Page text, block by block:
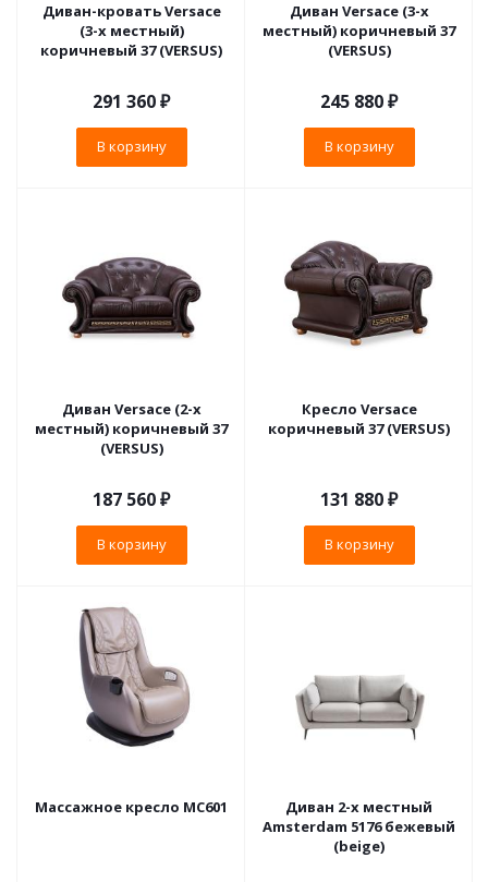
Диван-кровать Versace
(3-х местный)
коричневый 37 (VERSUS)
291 360₽
В корзину
Диван Versace (3-х
местный) коричневый 37
(VERSUS)
245 880₽
В корзину
Диван Versace (2-х
местный) коричневый 37
(VERSUS)
187 560₽
В корзину
Кресло Versace
коричневый 37 (VERSUS)
131 880₽
В корзину
Массажное кресло MC601
Диван 2-х местный
Amsterdam 5176 бежевый
(beige)